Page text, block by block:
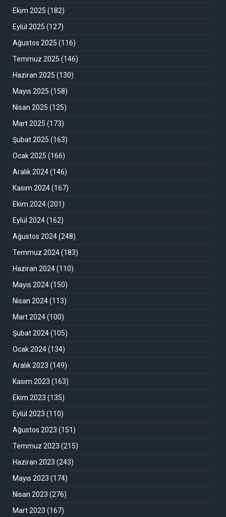
Ekim 2025 (182)
Eylül 2025 (127)
Ağustos 2025 (116)
Temmuz 2025 (146)
Haziran 2025 (130)
Mayıs 2025 (158)
Nisan 2025 (125)
Mart 2025 (173)
Şubat 2025 (163)
Ocak 2025 (166)
Aralık 2024(146)
Kasım 2024(167)
Ekim 2024(201)
Eylül 2024(162)
Ağustos 2024(248)
Temmuz 2024(183)
Haziran 2024(110)
Mayıs 2024(150)
Nisan 2024(113)
Mart 2024(100)
Şubat 2024(105)
Ocak 2024(134)
Aralık 2023 (149)
Kasım 2023 (163)
Ekim 2023 (135)
Eylül 2023 (110)
Ağustos 2023 (151)
Temmuz 2023 (215)
Haziran 2023 (243)
Mayıs 2023 (174)
Nisan 2023 (276)
Mart 2023 (167)